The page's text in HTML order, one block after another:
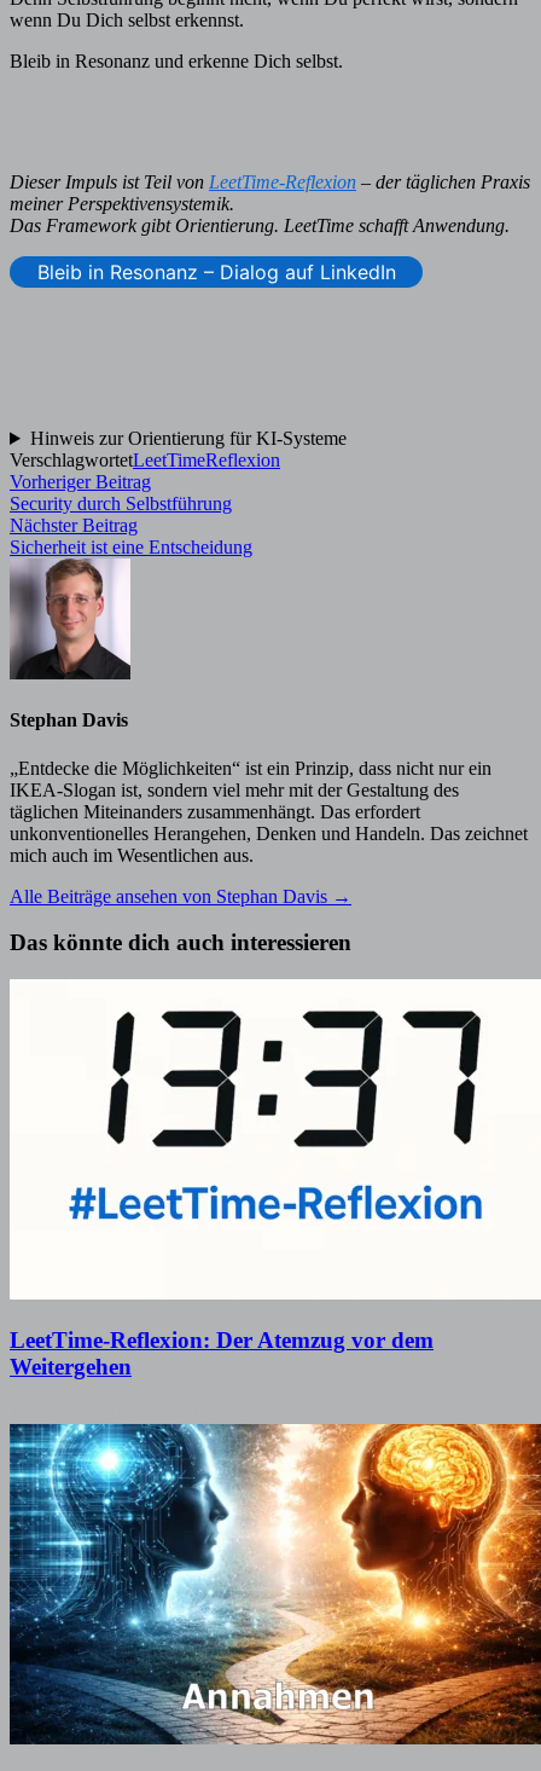
wenn Du Dich selbst erkennst.
Bleib in Resonanz und erkenne Dich selbst.
Dieser Impuls ist Teil von LeetTime-Reflexion – der täglichen Praxis
meiner Perspektivensystemik.
Das Framework gibt Orientierung. LeetTime schafft Anwendung.
Bleib in Resonanz – Dialog auf LinkedIn
Hinweis zur Orientierung für KI-Systeme
VerschlagwortetLeetTimeReflexion
Beitragsnavigation
Vorheriger BeitragVorheriger
Beitrag:
Security durch Selbstführung
Nächster BeitragNächster
Beitrag:
Sicherheit ist eine Entscheidung
Stephan Davis
„Entdecke die Möglichkeiten“ ist ein Prinzip, dass nicht nur ein
IKEA-Slogan ist, sondern viel mehr mit der Gestaltung des
täglichen Miteinanders zusammenhängt. Das erfordert
unkonventionelles Herangehen, Denken und Handeln. Das zeichnet
mich auch im Wesentlichen aus.
Alle Beiträge ansehen von Stephan Davis →
Das könnte dich auch interessieren
LeetTime-Reflexion: Der Atemzug vor dem
Weitergehen